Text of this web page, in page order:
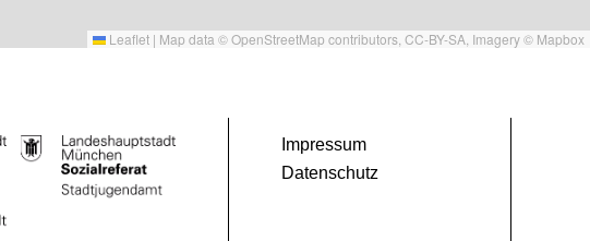
Leaflet | Map data ©OpenStreetMap contributors, CC-BY-SA , Imagery © Mapbox
Impressum
Datenschutz